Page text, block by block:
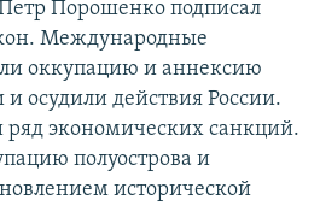
Порошенко подписал
Международные
оккупацию и аннексию
осудили действия России.
ряд экономических санкций.
полуострова и
исторической